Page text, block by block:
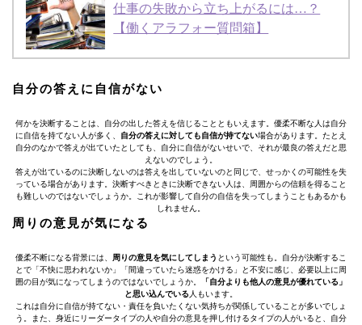
仕事の失敗から立ち上がるには…？
【働くアラフォー質問箱】
自分の答えに自信がない
何かを決断することは、自分の出した答えを信じることともいえます。優柔不断な人は自分
に自信を持てない人が多く、 自分の答えに対しても自信が持てない場合があります。たとえ
自分のなかで答えが出ていたとしても、自分に自信がないせいで、それが最良の答えだと思
えないのでしょう。
答えが出ているのに決断しないのは答えを出していないのと同じで、せっかくの可能性を失
っている場合があります。決断すべきときに決断できない人は、周囲からの信頼を得ること
も難しいのではないでしょうか。これが影響して自分の自信を失ってしまうこともあるかも
しれません。
周りの意見が気になる
優柔不断になる背景には、 周りの意見を気にしてしまう という可能性も。自分が決断するこ
とで「不快に思われないか」「間違っていたら迷惑をかける」と不安に感じ、必要以上に周
囲の目が気になってしまうのではないでしょうか。
「自分よりも他人の意見が優れている」
と思い込んでいる 人もいます。
これは自分に自信が持てない・責任を負いたくない気持ちが関係していることが多いでしょ
う。また、身近にリーダータイプの人や自分の意見を押し付けるタイプの人がいると、自分